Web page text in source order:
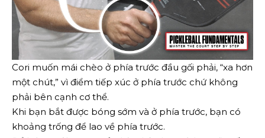
Cori muốn mái chèo ở phía trước đầu gối phải, “xa hơn
một chút,” vì điểm tiếp xúc ở phía trước chứ không
phải bên cạnh cơ thể.
Khi bạn bắt được bóng sớm và ở phía trước, bạn có
khoảng trống để lao về phía trước.